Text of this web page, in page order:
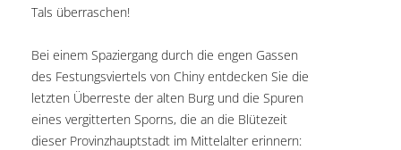
Tals überraschen!
Bei einem Spaziergang durch die engen Gassen
des Festungsviertels von Chiny entdecken Sie die
letzten Überreste der alten Burg und die Spuren
eines vergitterten Sporns, die an die Blütezeit
dieser Provinzhauptstadt im Mittelalter erinnern: